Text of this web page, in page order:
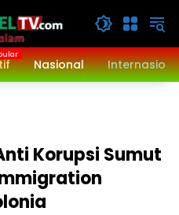
Nasional
Korupsi Sumut